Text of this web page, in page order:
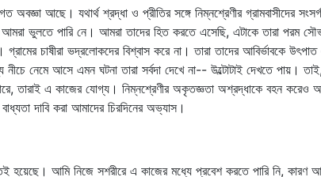
অবজ্ঞা আছে। যথার্থ শ্রদ্ধা ও প্রীতির সঙ্গে নিম্নশ্রেণীর গ্রামবাসীদের
ভুলতে পারি নে। আমরা তাদের হিত করতে এসেছি, এটাকে তারা পরম
চাষীরা ভদ্রলোকদের বিশ্বাস করে না। তারা তাদের আবির্ভাবকে
নেমে আসে এমন ঘটনা তারা সর্বদা দেখে না-- উল্টোটাই দেখতে পায়।
তারাই এ কাজের যোগ্য। নিম্নশ্রেণীর অকৃতজ্ঞতা অশ্রদ্ধাকে বহন করেও
দাবি করা আমাদের চিরদিনের অভ্যাস।
হয়েছে। আমি নিজে সশরীরে এ কাজের মধ্যে প্রবেশ করতে পারি নি,